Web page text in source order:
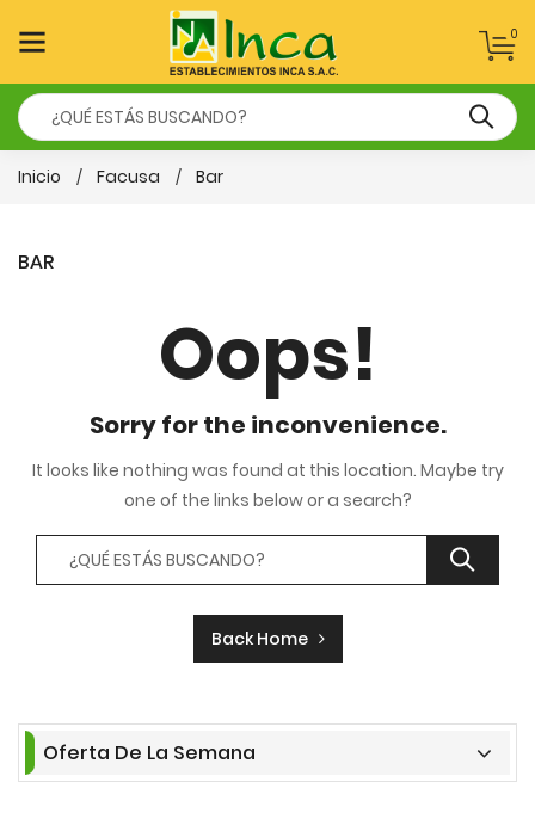
0
Inicio Facusa Bar
BAR
Oops!
Sorry for the inconvenience.
It looks like nothing was found at this location. Maybe try
one of the links below or a search?
Back Home
Oferta De La Semana